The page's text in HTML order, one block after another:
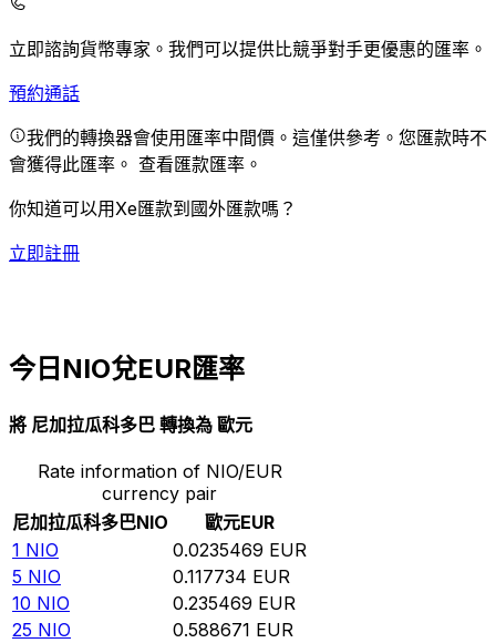
立即諮詢貨幣專家。 我們可以提供比競爭對手更優惠的匯率。
預約通話
我們的轉換器會使用匯率中間價。這僅供參考。您匯款時不
會獲得此匯率。 查看匯款匯率。
你知道可以用Xe匯款到國外匯款嗎？
立即註冊
今日NIO兌EUR匯率
將 尼加拉瓜科多巴 轉換為 歐元
Rate information of NIO/EUR
currency pair
尼加拉瓜科多巴NIO 歐元EUR
1 NIO 0.0235469 EUR
5 NIO 0.117734 EUR
10 NIO 0.235469 EUR
25 NIO 0.588671 EUR